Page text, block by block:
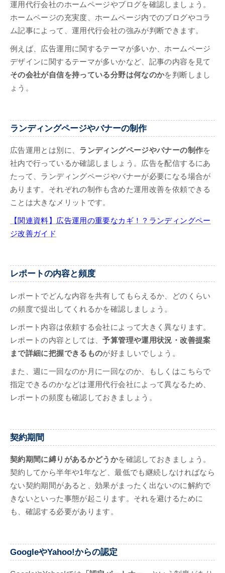
運用代行会社のホームページやブログを確認しましょう。
ホームページの充実度、ホームページ内でのブログやコラ
ム記事によって、運用代行会社の強みが判断できます。
例えば、広告運用に関するテーマが多いか、ホームページ
デザインに関するテーマが多いかなど、記事の内容を見て
その会社が自信を持っている分野は何なのかを判断しまし
ょう。
ランディングページやバナーの制作
広告運用とは別に、 ランディングページやバナーの制作を
社内で行っているか確認しましょう。広告を配信するにあ
たって、ランディングページやバナーが必要になる場合が
あります。それぞれの制作も含めた運用改善を依頼できる
ことは大きなメリットです。
【関連資料】広告運用の重要なカギ！？ランディングペー
ジ改善ガイド
レポートの内容と頻度
レポートでどんな内容を共有してもらえるか、どのくらい
の頻度で提出してくれるかを確認しましょう。
レポート内容は依頼する会社によって大きく異なります。
レポートの内容としては、予算管理や運用状況・改善提案
まで詳細に把握できるものが好ましいでしょう。
また、週に一回なのか月に一回なのか、もしくはこちらで
指定できるのかなどは運用代行会社によって異なるため、
レポートの頻度も確認しておきましょう。
契約期間
契約期間に縛りがあるかどうかを確認しておきましょう。
契約してから半年や1年など、最低でも継続しなければなら
ない契約期間があると、効果がまったく出ないのに解約で
きないといった事態が起こります。それを避けるために
も、確認する必要があります。
GoogleやYahoo!からの認定